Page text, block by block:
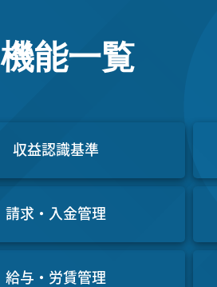
機能一覧
収益認識基準
請求・入金管理
給与・労賃管理